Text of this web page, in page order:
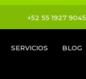
+52 55 1927 9045
SERVICIOS BLOG